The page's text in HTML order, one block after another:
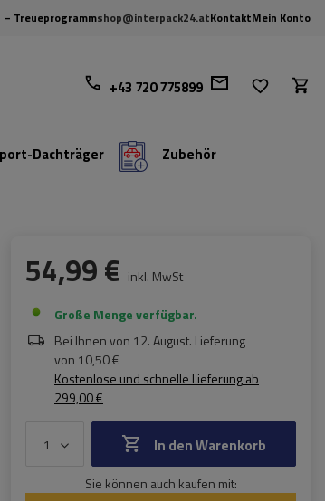
– Treueprogrammshop@interpack24.atKontaktMein Konto
+43 720 775899
Dachträger Zubehör
54,99 € inkl. MwSt
Große Menge verfügbar
Bei Ihnen von 12. August. Lieferung
von 10,50 €
Kostenlose und schnelle Lieferungab
299,00 €
In den Warenkorb
Sie können auch kaufen mit: